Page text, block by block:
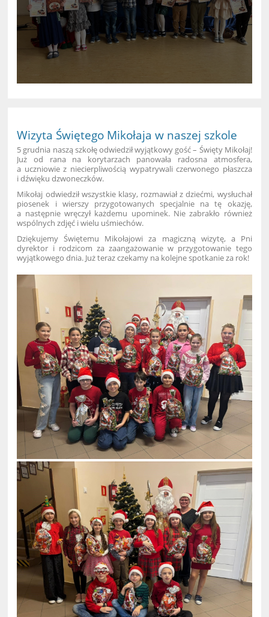
Wizyta Świętego Mikołaja w naszej szkole
5 grudnia naszą szkołę odwiedził wyjątkowy gość – Święty Mikołaj!
Już od rana na korytarzach panowała radosna atmosfera,
a uczniowie z niecierpliwością wypatrywali czerwonego płaszcza
i dźwięku dzwoneczków.
Mikołaj odwiedził wszystkie klasy, rozmawiał z dziećmi, wysłuchał
piosenek i wierszy przygotowanych specjalnie na tę okazję,
a następnie wręczył każdemu upominek. Nie zabrakło również
wspólnych zdjęć i wielu uśmiechów.
Dziękujemy Świętemu Mikołajowi za magiczną wizytę, a Pni
dyrektor i rodzicom za zaangażowanie w przygotowanie tego
wyjątkowego dnia. Już teraz czekamy na kolejne spotkanie za rok!